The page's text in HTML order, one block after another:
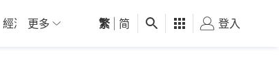
經濟 01深圳 觀點 健康 好食玩飛
更多 繁 简 登入